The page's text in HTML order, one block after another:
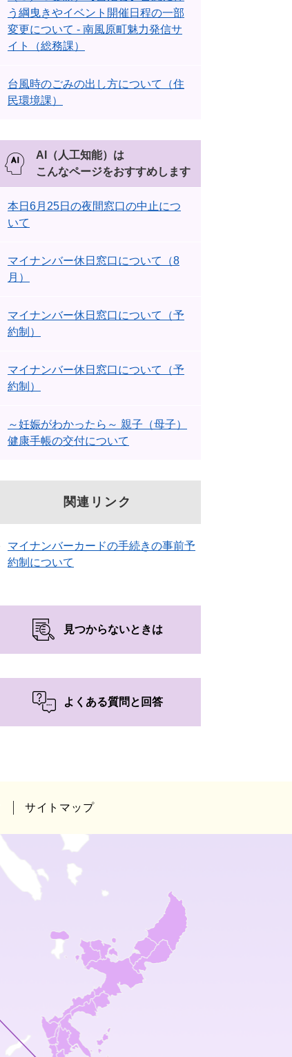
う綱曳きやイベント開催日程の一部
変更について - 南風原町魅力発信サ
イト（総務課）
台風時のごみの出し方について（住
民環境課）
AI（人工知能）は
こんなページをおすすめします
本日6月25日の夜間窓口の中止につ
いて
マイナンバー休日窓口について（8
月）
マイナンバー休日窓口について（予
約制）
マイナンバー休日窓口について（予
約制）
～妊娠がわかったら～ 親子（母子）
健康手帳の交付について
関連リンク
マイナンバーカードの手続きの事前予
約制について
見つからないときは
よくある質問と回答
サイトマップ